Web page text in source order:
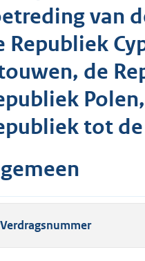
van
Republiek
de
tot
Verdragsnummer